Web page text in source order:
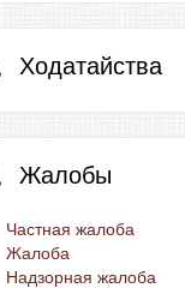
Ходатайства
Жалобы
Частная жалоба
Жалоба
Надзорная жалоба